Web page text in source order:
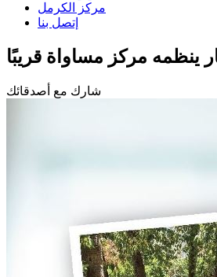
مركز الكرمل
إتصل بنا
ينظمه مركز مساواة قريبًا
شارك مع أصدقائك